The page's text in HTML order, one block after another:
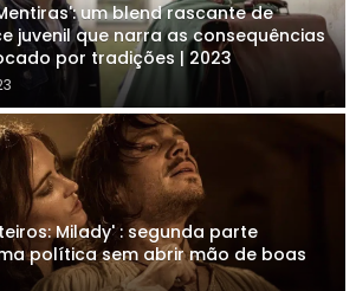
um blend rascante de
juvenil que narra as consequências
por tradições | 2023
Milady' : segunda parte
política sem abrir mão de boas